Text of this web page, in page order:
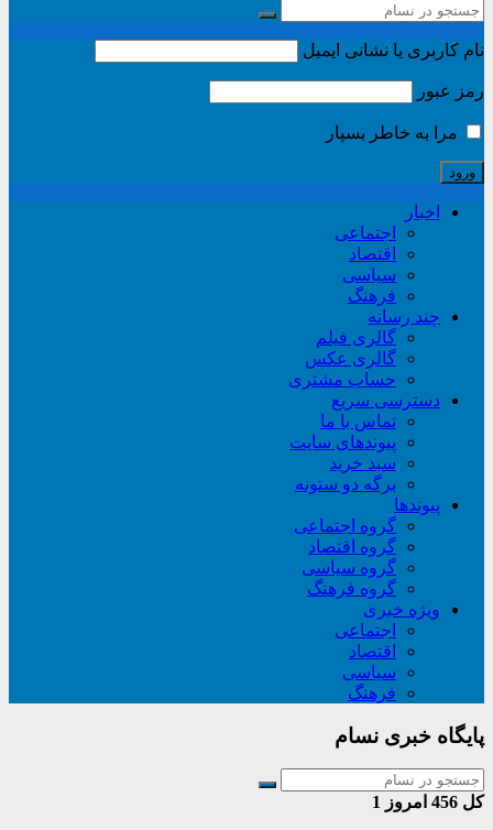
نام کاربری یا نشانی ایمیل
رمز عبور
مرا به خاطر بسپار
اخبار
اجتماعی
اقتصاد
سیاسی
فرهنگ
چند رسانه
گالری فیلم
گالری عکس
حساب مشتری
دسترسی سریع
تماس با ما
پیوندهای سایت
سبد خريد
برگه دو ستونه
پیوندها
گروه اجتماعی
گروه اقتصاد
گروه سیاسی
گروه فرهنگ
ویژه خبری
اجتماعی
اقتصاد
سیاسی
فرهنگ
پایگاه خبری نسام
کل امروز 1